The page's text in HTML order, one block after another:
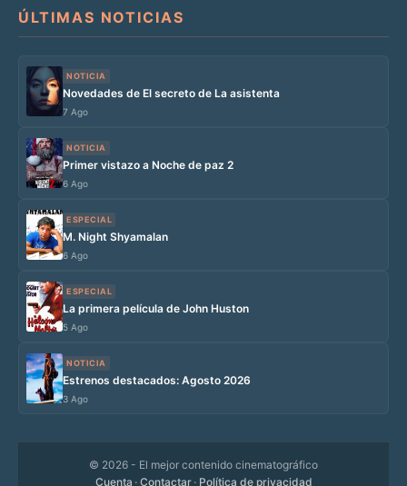
ÚLTIMAS NOTICIAS
NOTICIA
Novedades de El secreto de La asistenta
7 Ago
NOTICIA
Primer vistazo a Noche de paz 2
6 Ago
ESPECIAL
M. Night Shyamalan
6 Ago
ESPECIAL
La primera película de John Huston
5 Ago
NOTICIA
Estrenos destacados: Agosto 2026
3 Ago
© 2026 - El mejor contenido cinematográfico
Cuenta · Contactar · Política de privacidad